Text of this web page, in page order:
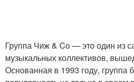
Группа Чиж & Co — это один из
музыкальных коллективов,
Основанная в 1993 году, группа